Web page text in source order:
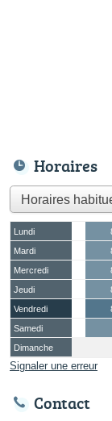
Horaires
Lundi
Mardi
Mercredi
Jeudi
Vendredi
Samedi
Dimanche
Signaler une erreur
Contact